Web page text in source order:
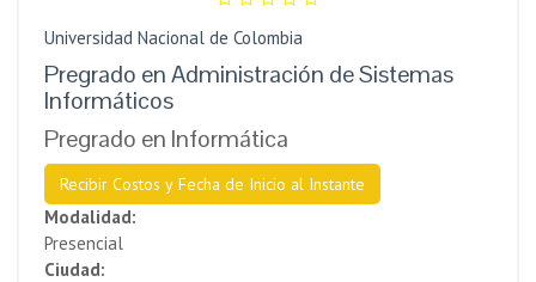
Universidad Nacional de Colombia
Pregrado en Administración de Sistemas
Informáticos
Pregrado en Informática
Recibir Costos y Fecha de Inicio al Instante
Modalidad:
Presencial
Ciudad: